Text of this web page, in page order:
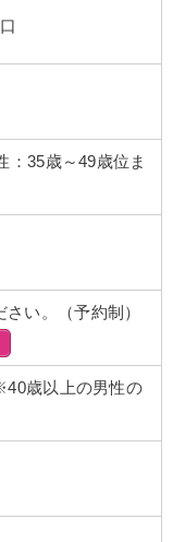
：35歳～49歳位ま
い。（予約制）
歳以上の男性の